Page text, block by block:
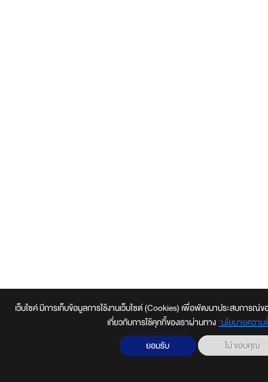
เว็บไซค์ มีการเก็บข้อมูลการใช้งานเว็บไซต์ (Cookies) เพื่อพัฒนาประสบการณ์
เกี่ยวกับการใช้คุกกี้ของเราผ่านทาง‘นโยบายควา
ยอมรับ
ไม่ ขอบคุณ